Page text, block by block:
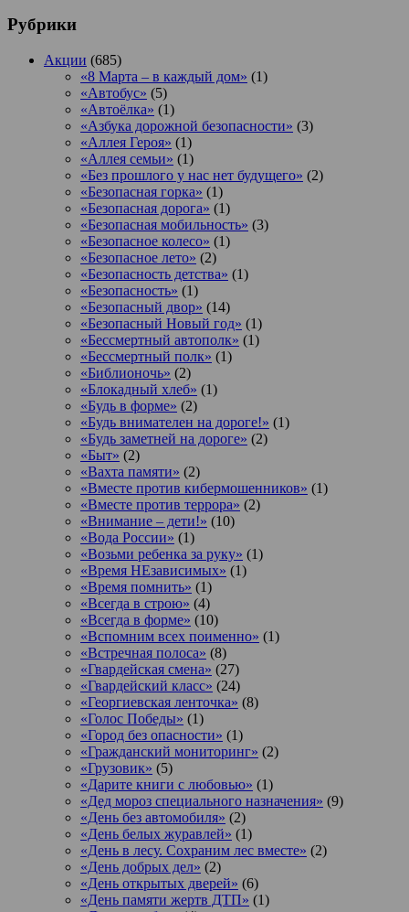
Рубрики
Акции (685)
«8 Марта – в каждый дом» (1)
«Автобус» (5)
«Автоёлка» (1)
«Азбука дорожной безопасности» (3)
«Аллея Героя» (1)
«Аллея семьи» (1)
«Без прошлого у нас нет будущего» (2)
«Безопасная горка» (1)
«Безопасная дорога» (1)
«Безопасная мобильность» (3)
«Безопасное колесо» (1)
«Безопасное лето» (2)
«Безопасность детства» (1)
«Безопасность» (1)
«Безопасный двор» (14)
«Безопасный Новый год» (1)
«Бессмертный автополк» (1)
«Бессмертный полк» (1)
«Библионочь» (2)
«Блокадный хлеб» (1)
«Будь в форме» (2)
«Будь внимателен на дороге!» (1)
«Будь заметней на дороге» (2)
«Быт» (2)
«Вахта памяти» (2)
«Вместе против кибермошенников» (1)
«Вместе против террора» (2)
«Внимание – дети!» (10)
«Вода России» (1)
«Возьми ребенка за руку» (1)
«Время НЕзависимых» (1)
«Время помнить» (1)
«Всегда в строю» (4)
«Всегда в форме» (10)
«Вспомним всех поименно» (1)
«Встречная полоса» (8)
«Гвардейская смена» (27)
«Гвардейский класс» (24)
«Георгиевская ленточка» (8)
«Голос Победы» (1)
«Город без опасности» (1)
«Гражданский мониторинг» (2)
«Грузовик» (5)
«Дарите книги с любовью» (1)
«Дед мороз специального назначения» (9)
«День без автомобиля» (2)
«День белых журавлей» (1)
«День в лесу. Сохраним лес вместе» (2)
«День добрых дел» (2)
«День открытых дверей» (6)
«День памяти жертв ДТП» (1)